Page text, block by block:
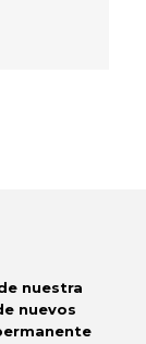
nuestra
nuevos